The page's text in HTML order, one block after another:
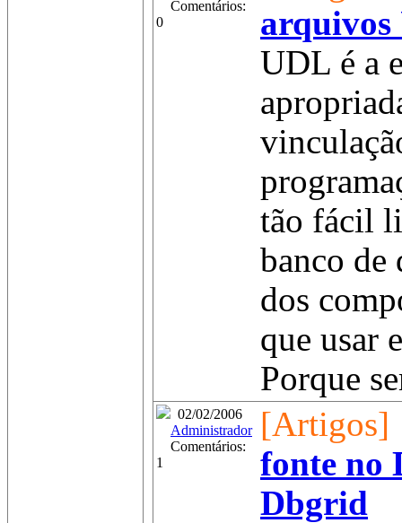
Comentários:
0
UDL é a
tão fácil
banco de
dos
que usar
Porque
02/02/2006
Administrador
Comentários:
1
[Artigos]
fonte no
Dbgrid